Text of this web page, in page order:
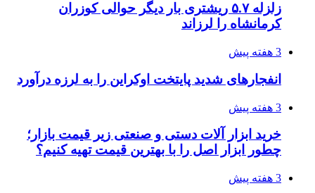
زلزله ۵.۷ ریشتری بار دیگر حوالی کوزران
کرمانشاه را لرزاند
3 هفته پیش
انفجارهای شدید پایتخت اوکراین را به لرزه درآورد
3 هفته پیش
خرید ابزار آلات دستی و صنعتی زیر قیمت بازار؛
چطور ابزار اصل را با بهترین قیمت تهیه کنیم؟
3 هفته پیش